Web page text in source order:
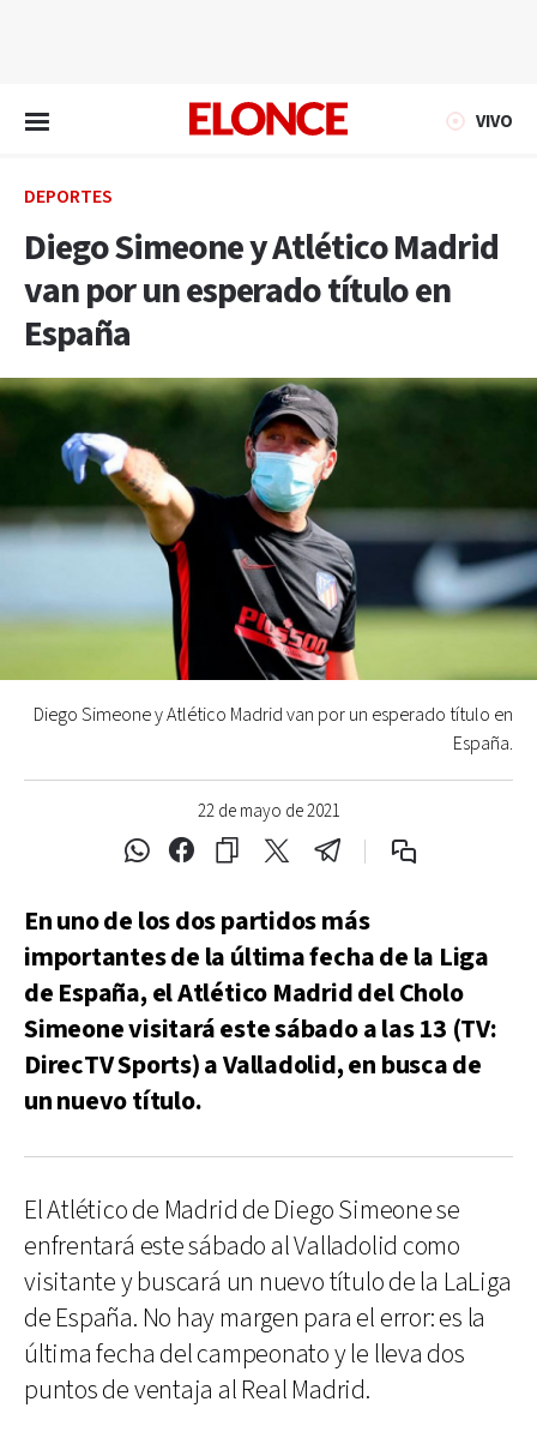
VIVO
DEPORTES
Diego Simeone y Atlético Madrid
van por un esperado título en
España
22 de mayo de 2021
Diego Simeone y Atlético Madrid van por un esperado título en
España.
En uno de los dos partidos más
importantes de la última fecha de la Liga
de España, el Atlético Madrid del Cholo
Simeone visitará este sábado a las 13 (TV:
DirecTV Sports) a Valladolid, en busca de
un nuevo título.
El Atlético de Madrid de Diego Simeone se
enfrentará este sábado al Valladolid como
visitante y buscará un nuevo título de la LaLiga
de España. No hay margen para el error: es la
última fecha del campeonato y le lleva dos
puntos de ventaja al Real Madrid.